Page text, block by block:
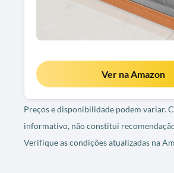
Ver na Amazon
Preços e disponibilidade podem variar.
informativo, não constitui
Verifique as condições atualizadas na